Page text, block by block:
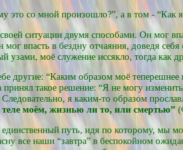
со мной произошло?”, а в том - “Как я
ситуации двумя способами. Он мог
впасть в бездну отчаяния, доведя
узами, моё служение иссякло, тогда
другие: “Каким образом моё
такое решение: “Я не могу
я каким-то образом
теле моём, жизнью ли то, или смертью”
путь, идя по которому, мы
все наши “завтра” в беспокойном